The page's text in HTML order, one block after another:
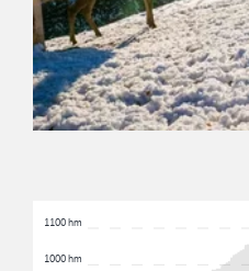
1000 hm
1100 hm